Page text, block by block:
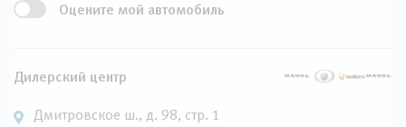
Оцените мой автомобиль
Дилерский центр
Дмитровское ш., д. 98, стр. 1